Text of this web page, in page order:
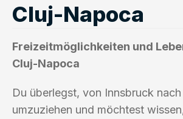
Cluj-Napoca
Freizeitmöglichkeiten und
Cluj-Napoca
Du überlegst, von Innsbruck
umzuziehen und möchtest